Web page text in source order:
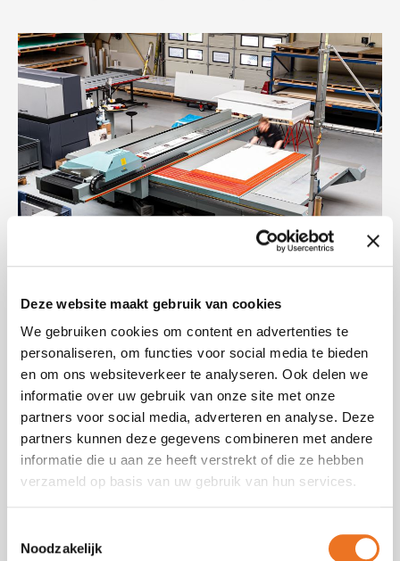
Deze website maakt gebruik van cookies
We gebruiken cookies om content en advertenties te
personaliseren, om functies voor social media te bieden
en om ons websiteverkeer te analyseren. Ook delen we
informatie over uw gebruik van onze site met onze
partners voor social media, adverteren en analyse. Deze
partners kunnen deze gegevens combineren met andere
informatie die u aan ze heeft verstrekt of die ze hebben
verzameld op basis van uw gebruik van hun services.
Noodzakelijk